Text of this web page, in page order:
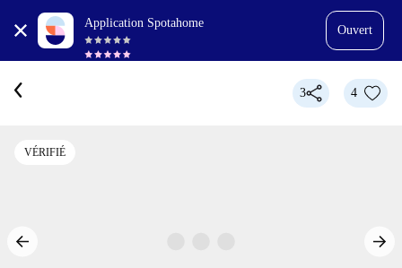
Application Spotahome
Ouvert
3 4
VÉRIFIÉ